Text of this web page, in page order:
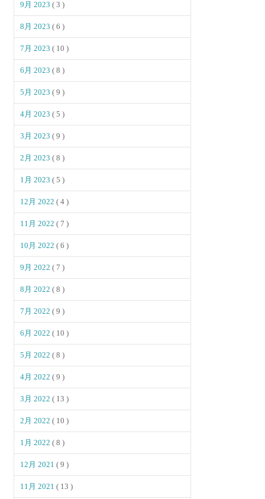
9月 2023( 3 )
8月 2023( 6 )
7月 2023( 10 )
6月 2023( 8 )
5月 2023( 9 )
4月 2023( 5 )
3月 2023( 9 )
2月 2023( 8 )
1月 2023( 5 )
12月 2022( 4 )
11月 2022( 7 )
10月 2022( 6 )
9月 2022( 7 )
8月 2022( 8 )
7月 2022( 9 )
6月 2022( 10 )
5月 2022( 8 )
4月 2022( 9 )
3月 2022( 13 )
2月 2022( 10 )
1月 2022( 8 )
12月 2021( 9 )
11月 2021( 13 )